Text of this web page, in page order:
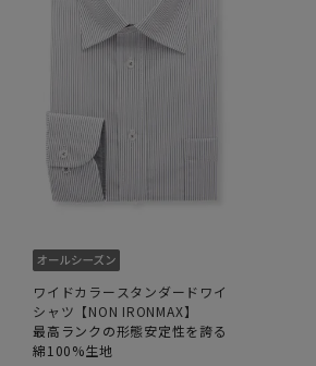
ワイドカラースタンダードワイ
シャツ【NON IRONMAX】
最高ランクの形態安定性を誇る
綿100%生地